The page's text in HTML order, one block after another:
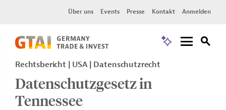
Über uns Events Presse Kontakt Anmelden
Rechtsbericht | USA | Datenschutzrecht
Datenschutzgesetz in
Tennessee